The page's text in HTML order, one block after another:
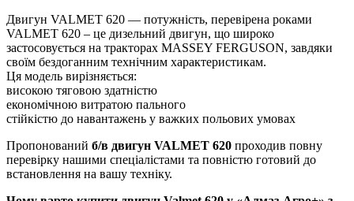
Двигун VALMET 620 — потужність, перевірена роками
VALMET 620 – це дизельний двигун, що широко
застосовується на тракторах MASSEY FERGUSON, завдяки
своїм бездоганним технічним характеристикам.
Ця модель вирізняється:
високою тяговою здатністю
економічною витратою пального
стійкістю до навантажень у важких польових умовах
Пропонований б/в двигун VALMET 620 проходив повну
перевірку нашими спеціалістами та повністю готовий до
встановлення на вашу техніку.